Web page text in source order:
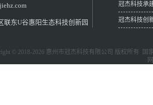
联东U谷惠阳生态科技创新园
冠杰科技承
冠杰科技创
© 2018-2026 惠州市冠杰科技有限公司
版权所有 国